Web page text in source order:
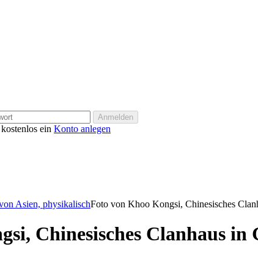
Anmelden
ein Konto anlegen
Asien, physikalischFoto von Khoo Kongsi, Chinesisches
Chinesisches Clanhaus in